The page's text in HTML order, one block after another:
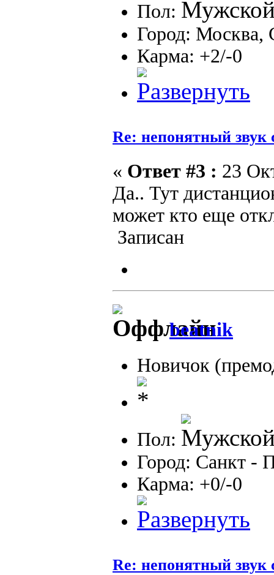
Пол:
Город: Москва,
Карма: +2/-0
Re: непонятный звук
« Ответ #3 : 23
Да.. Тут
может кто еще
Записан
beatnik
Новичок
Пол:
Город: Санкт -
Карма: +0/-0
Re: непонятный звук